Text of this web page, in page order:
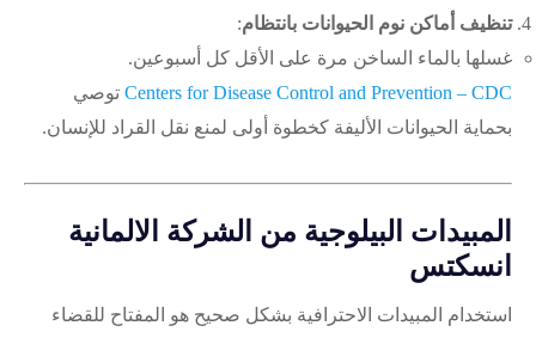
تنظيف أماكن نوم الحيوانات بانتظام:
غسلها بالماء الساخن مرة على الأقل كل أسبوعين.
Centers for Disease Control and Prevention – CDC توصي
بحماية الحيوانات الأليفة كخطوة أولى لمنع نقل القراد للإنسان.
المبيدات البيلوجية من الشركة الالمانية
انسكتس
استخدام المبيدات الاحترافية بشكل صحيح هو المفتاح للقضاء